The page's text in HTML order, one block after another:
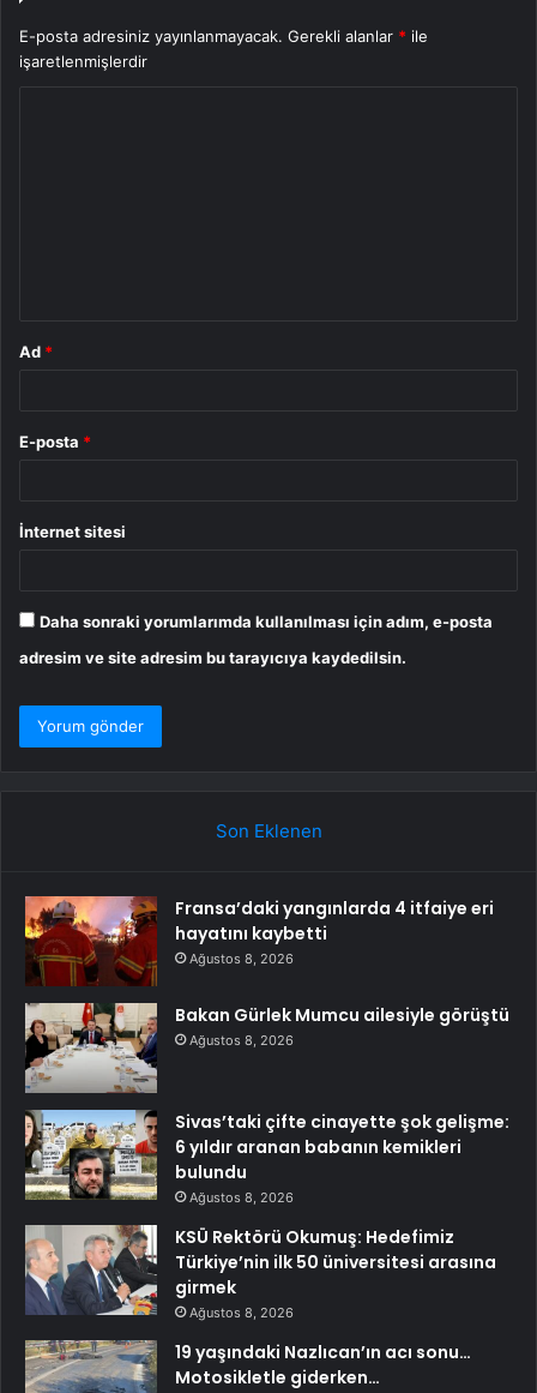
E-posta adresiniz yayınlanmayacak. Gerekli alanlar * ile
işaretlenmişlerdir
Ad *
E-posta *
İnternet sitesi
Daha sonraki yorumlarımda kullanılması için adım, e-posta
adresim ve site adresim bu tarayıcıya kaydedilsin.
Son Eklenen
Fransa’daki yangınlarda 4 itfaiye eri
hayatını kaybetti
Ağustos 8, 2026
Bakan Gürlek Mumcu ailesiyle görüştü
Ağustos 8, 2026
Sivas’taki çifte cinayette şok gelişme:
6 yıldır aranan babanın kemikleri
bulundu
Ağustos 8, 2026
KSÜ Rektörü Okumuş: Hedefimiz
Türkiye’nin ilk 50 üniversitesi arasına
girmek
Ağustos 8, 2026
19 yaşındaki Nazlıcan’ın acı sonu…
Motosikletle giderken…